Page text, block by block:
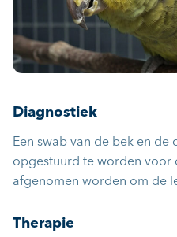
Diagnostiek
Een swab van de bek en
opgestuurd te worden voor
afgenomen worden om de
Therapie